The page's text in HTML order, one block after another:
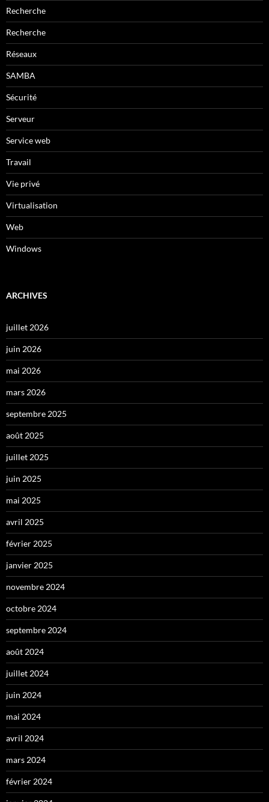
Recherche
Recherche
Réseaux
SAMBA
Sécurité
Serveur
Service web
Travail
Vie privé
Virtualisation
Web
Windows
ARCHIVES
juillet 2026
juin 2026
mai 2026
mars 2026
septembre 2025
août 2025
juillet 2025
juin 2025
mai 2025
avril 2025
février 2025
janvier 2025
novembre 2024
octobre 2024
septembre 2024
août 2024
juillet 2024
juin 2024
mai 2024
avril 2024
mars 2024
février 2024